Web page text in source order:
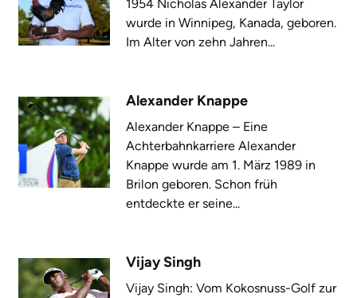
1954 Nicholas Alexander Taylor
wurde in Winnipeg, Kanada, geboren.
Im Alter von zehn Jahren...
Alexander Knappe
Alexander Knappe – Eine
Achterbahnkarriere Alexander
Knappe wurde am 1. März 1989 in
Brilon geboren. Schon früh
entdeckte er seine...
Vijay Singh
Vijay Singh: Vom Kokosnuss-Golf zur